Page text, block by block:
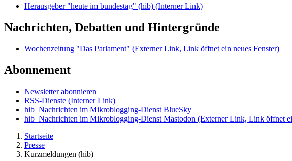
Herausgeber "heute im bundestag" (hib) (Interner Link)
Nachrichten, Debatten und Hintergründe
Wochenzeitung "Das Parlament" (Externer Link, Link öffnet ein neues Fenster)
Abonnement
Newsletter abonnieren
RSS-Dienste (Interner Link)
hib_Nachrichten im Mikroblogging-Dienst BlueSky
hib_Nachrichten im Mikroblogging-Dienst Mastodon (Externer Link, Link öffnet
Startseite
Presse
Kurzmeldungen (hib)